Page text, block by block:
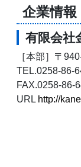
企業情報
有限会社
［本部］〒
TEL.0258-86-
FAX.0258-86-
URL http://